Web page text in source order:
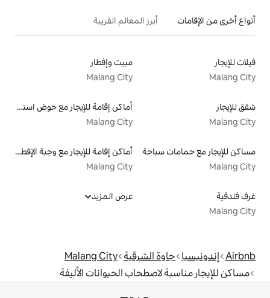
أبرز المعالم القريبة
مبيت وإفطار
Malang City
أماكن إقامة للإيجار مع حوض استحمام ساخن
Malang City
أماكن إقامة للإيجار مع وجبة الإفطار
Malang City
عرض المزيد
الشرقية Malang City
الحيوانات الأليفة